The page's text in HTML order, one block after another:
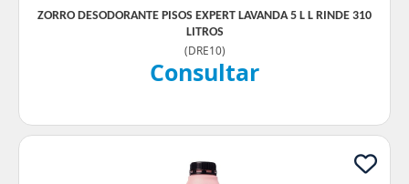
ZORRO DESODORANTE PISOS EXPERT LAVANDA 5 L L RINDE 310
LITROS
(DRE10)
Consultar